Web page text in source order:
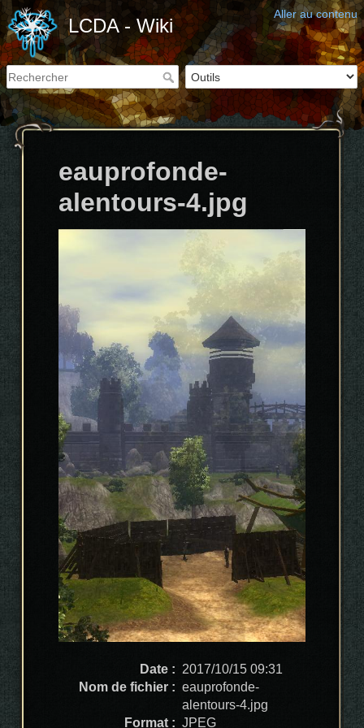
Aller au contenu
LCDA - Wiki
eauprofonde-
alentours-4.jpg
Date : 2017/10/15 09:31
Nom de fichier : eauprofonde-
alentours-4.jpg
Format : JPEG